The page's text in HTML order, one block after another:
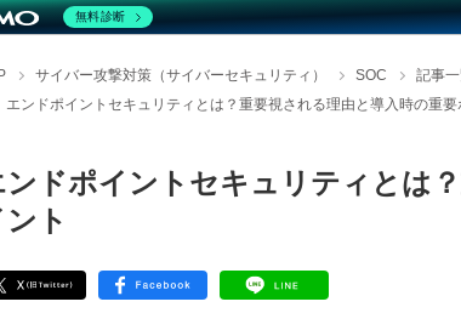
サイバー攻撃対策（サイバーセキュリティ） SOC
記事
エンドポイントセキュリティとは？重要視される理由と導入時の重要
ンドポイントセキュリティとは
ント
無料診断